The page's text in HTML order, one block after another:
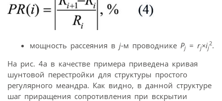
мощность рассеяния в j‑м проводнике Pj = rj×ij
2.
На рис. 4а в качестве примера приведена кривая
шунтовой перестройки для структуры простого
регулярного меандра. Как видно, в данной структуре
шаг приращения сопротивления при вскрытии